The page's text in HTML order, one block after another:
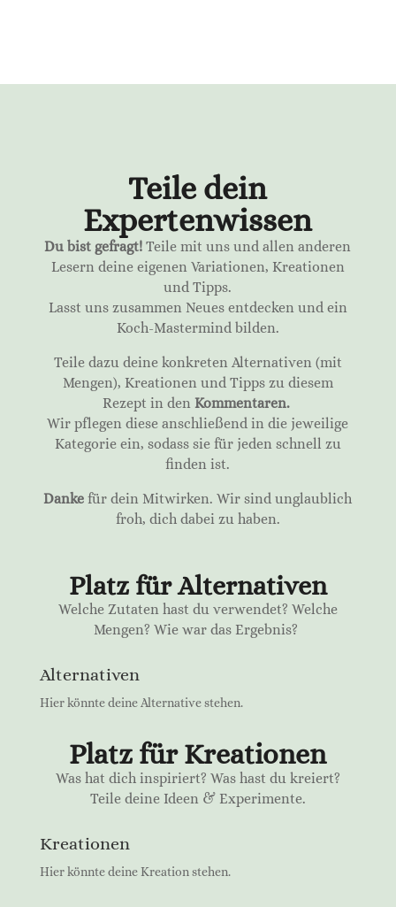
Teile dein
Expertenwissen
Du bist gefragt! Teile mit uns und allen anderen
Lesern deine eigenen Variationen, Kreationen
und Tipps.
Lasst uns zusammen Neues entdecken und ein
Koch-Mastermind bilden.
Teile dazu deine konkreten Alternativen (mit
Mengen), Kreationen und Tipps zu diesem
Rezept in den Kommentaren.
Wir pflegen diese anschließend in die jeweilige
Kategorie ein, sodass sie für jeden schnell zu
finden ist.
Danke für dein Mitwirken. Wir sind unglaublich
froh, dich dabei zu haben.
Platz für Alternativen
Welche Zutaten hast du verwendet? Welche
Mengen? Wie war das Ergebnis?
Alternativen
Hier könnte deine Alternative stehen.
Platz für Kreationen
Was hat dich inspiriert? Was hast du kreiert?
Teile deine Ideen & Experimente.
Kreationen
Hier könnte deine Kreation stehen.